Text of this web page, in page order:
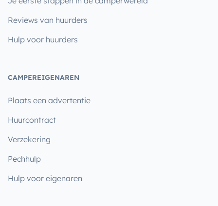
Reviews van huurders
Hulp voor huurders
CAMPEREIGENAREN
Plaats een advertentie
Huurcontract
Verzekering
Pechhulp
Hulp voor eigenaren